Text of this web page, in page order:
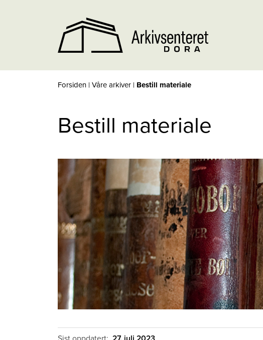
Forsiden |Våre arkiver | Bestill materiale
Bestill materiale